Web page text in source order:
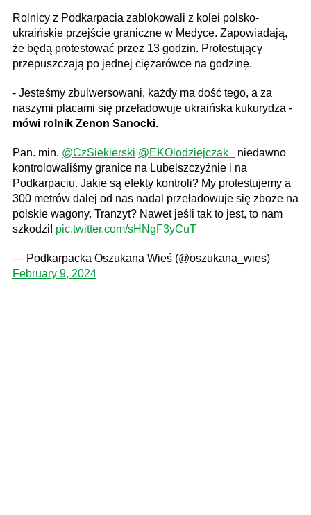
Rolnicy z Podkarpacia zablokowali z kolei polsko-
ukraińskie przejście graniczne w Medyce. Zapowiadają,
że będą protestować przez 13 godzin. Protestujący
przepuszczają po jednej ciężarówce na godzinę.
- Jesteśmy zbulwersowani, każdy ma dość tego, a za
naszymi placami się przeładowuje ukraińska kukurydza -
mówi rolnik Zenon Sanocki.
Pan. min. @CzSiekierski @EKOlodziejczak_
niedawno
kontrolowaliśmy granice na Lubelszczyźnie i na
Podkarpaciu. Jakie są efekty kontroli? My protestujemy a
300 metrów dalej od nas nadal przeładowuje się zboże na
polskie wagony. Tranzyt? Nawet jeśli tak to jest, to nam
szkodzi! pic.twitter.com/sHNgF3yCuT
— Podkarpacka Oszukana Wieś (@oszukana_wies)
February 9, 2024